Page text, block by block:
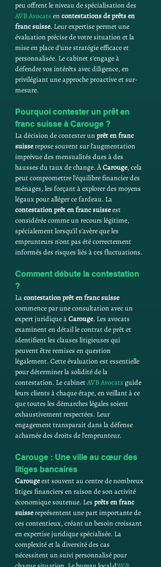
peu offrent le niveau de spécialisation des
AVB Avocats en contestations de prêts en
franc suisse. Leur expertise permet une
évaluation précise de votre situation et la
mise en place d'une stratégie efficace et
personnalisée. Le cabinet s'engage à
défendre vos intérêts avec diligence, en
privilégiant une approche proactive et sur-
mesure.
Pourquoi contester un prêt en
franc suisse à Carouge ?
La décision de contester un prêt en franc
suisse repose souvent sur l'augmentation
imprévue des mensualités dues à des
hausses du taux de change. À Carouge, cela
peut compromettre l'équilibre financier des
ménages, les forçant à explorer des moyens
légaux pour alléger ce fardeau. La
contestation prêt en franc suisse est
considérée comme un recours légitime,
spécialement lorsqu'il s'avère que les
emprunteurs n'ont pas été correctement
informés des risques liés à ces fluctuations.
Comment débute la contestation
?
La contestation prêt en franc suisse
commence par une consultation avec un
expert juridique à Carouge. Les avocats
examinent en détail le contrat de prêt et
identifient les clauses litigieuses qui
peuvent être remises en question
légalement. Cette évaluation est essentielle
pour déterminer la solidité de la
contestation. Le cabinet AVB Avocats guide
leurs clients à chaque étape, en veillant à ce
que toutes les démarches légales soient
exhaustivement respectées. Leur
engagement transparait dans la défense
acharnée des droits de l'emprunteur.
Carouge : Une ville au cœur des
litiges bancaires
Carouge est souvent au centre de nombreux
litiges financiers en raison de son activité
économique soutenue. Les prêts en franc
suisse représentent une part importante de
ces contentieux, créant un besoin croissant
en expertise juridique spécialisée. La
complexité et la diversité des cas
nécessitent un suivi personnalisé pour